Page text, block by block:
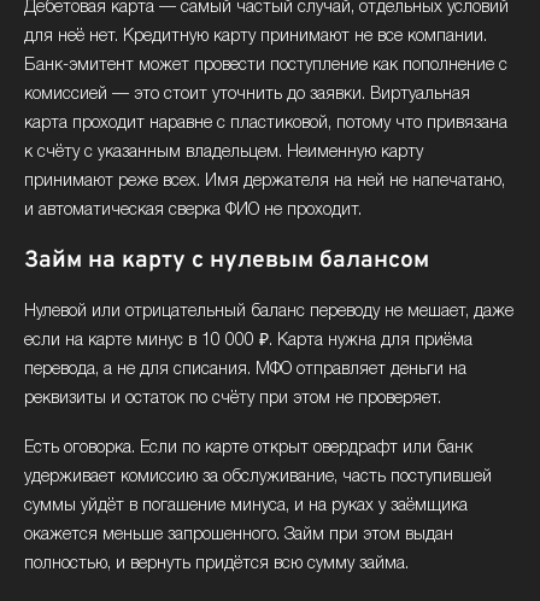
Дебетовая карта — самый частый случай, отдельных условий
для неё нет. Кредитную карту принимают не все компании.
Банк-эмитент может провести поступление как пополнение с
комиссией — это стоит уточнить до заявки. Виртуальная
карта проходит наравне с пластиковой, потому что привязана
к счёту с указанным владельцем. Неименную карту
принимают реже всех. Имя держателя на ней не напечатано,
и автоматическая сверка ФИО не проходит.
Займ на карту с нулевым балансом
Нулевой или отрицательный баланс переводу не мешает, даже
если на карте минус в 10 000 ₽. Карта нужна для приёма
перевода, а не для списания. МФО отправляет деньги на
реквизиты и остаток по счёту при этом не проверяет.
Есть оговорка. Если по карте открыт овердрафт или банк
удерживает комиссию за обслуживание, часть поступившей
суммы уйдёт в погашение минуса, и на руках у заёмщика
окажется меньше запрошенного. Займ при этом выдан
полностью, и вернуть придётся всю сумму займа.